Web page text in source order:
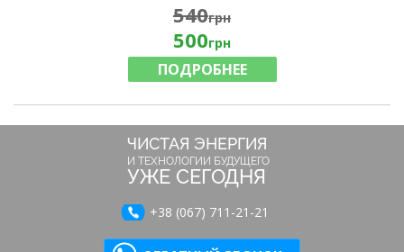
540грн
500грн
ПОДРОБНЕЕ
ЧИСТАЯ ЭНЕРГИЯ
И ТЕХНОЛОГИИ БУДУЩЕГО
УЖЕ СЕГОДНЯ
+38 (067) 711-21-21